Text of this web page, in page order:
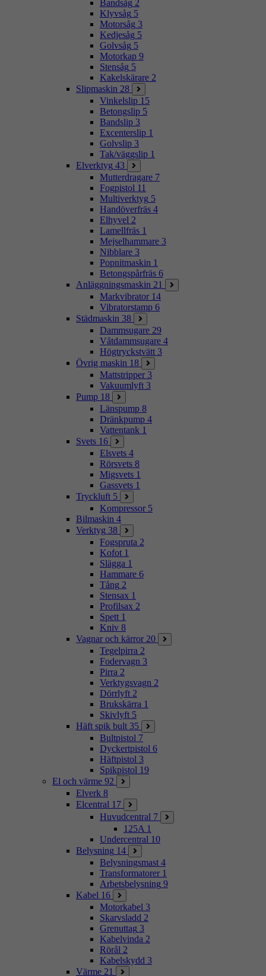
Bandsåg 2
Klyvsåg 5
Motorsåg 3
Kedjesåg 5
Golvsåg 5
Motorkap 9
Stensåg 5
Kakelskärare 2
Slipmaskin 28
Vinkelslip 15
Betongslip 5
Bandslip 3
Excenterslip 1
Golvslip 3
Tak/väggslip 1
Elverktyg 43
Mutterdragare 7
Fogpistol 11
Multiverktyg 5
Handöverfräs 4
Elhyvel 2
Lamellfräs 1
Mejselhammare 3
Nibblare 3
Popnitmaskin 1
Betongspårfräs 6
Anläggningsmaskin 21
Markvibrator 14
Vibratorstamp 6
Städmaskin 38
Dammsugare 29
Våtdammsugare 4
Högtryckstvätt 3
Övrig maskin 18
Mattstripper 3
Vakuumlyft 3
Pump 18
Länspump 8
Dränkpump 4
Vattentank 1
Svets 16
Elsvets 4
Rörsvets 8
Migsvets 1
Gassvets 1
Tryckluft 5
Kompressor 5
Bilmaskin 4
Verktyg 38
Fogspruta 2
Kofot 1
Slägga 1
Hammare 6
Tång 2
Stensax 1
Profilsax 2
Spett 1
Kniv 8
Vagnar och kärror 20
Tegelpirra 2
Fodervagn 3
Pirra 2
Verktygsvagn 2
Dörrlyft 2
Brukskärra 1
Skivlyft 5
Häft spik bult 35
Bultpistol 7
Dyckertpistol 6
Häftpistol 3
Spikpistol 19
El och värme 92
Elverk 8
Elcentral 17
Huvudcentral 7
125A 1
Undercentral 10
Belysning 14
Belysningsmast 4
Transformatorer 1
Arbetsbelysning 9
Kabel 16
Motorkabel 3
Skarvsladd 2
Grenuttag 3
Kabelvinda 2
Rörål 2
Kabelskydd 3
Värme 21